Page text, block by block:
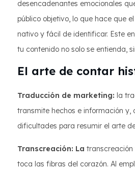
desencadenantes emocionales
público objetivo, lo que hace que
nativo y fácil de identificar. Este
tu contenido no solo se entienda,
El arte de contar
Traducción de marketing: la
transmite hechos e información y,
dificultades para resumir el arte
Transcreación: La
toca las fibras del corazón. Al